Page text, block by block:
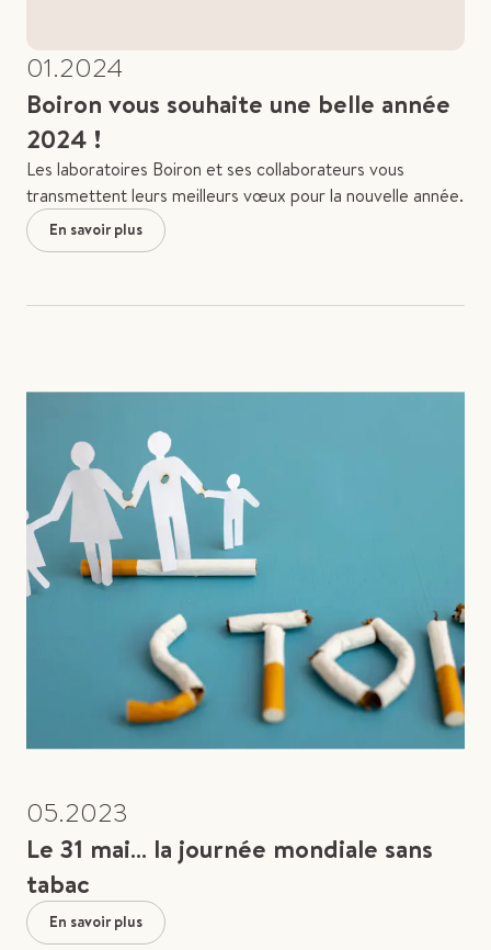
01.2024
Boiron vous souhaite une belle année
2024 !
Les laboratoires Boiron et ses collaborateurs vous
transmettent leurs meilleurs vœux pour la nouvelle année.
En savoir plus
05.2023
Le 31 mai… la journée mondiale sans
tabac
En savoir plus